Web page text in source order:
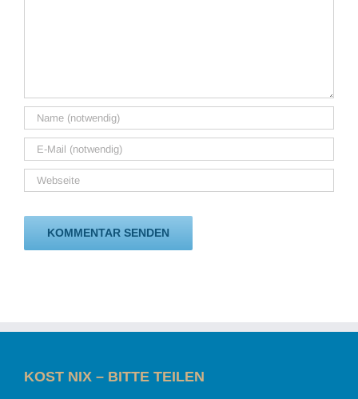
KOST NIX – BITTE TEILEN